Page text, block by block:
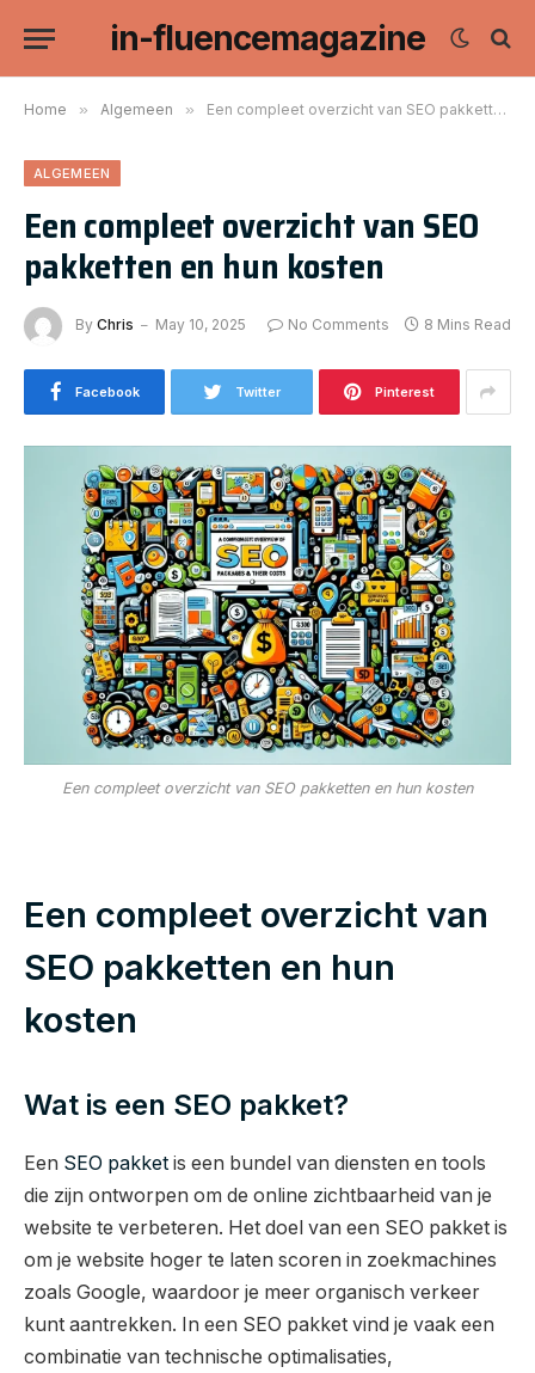
in-fluencemagazine
Home » Algemeen » Een compleet overzicht van SEO pakketten en hun kosten
ALGEMEEN
Een compleet overzicht van SEO
pakketten en hun kosten
By Chris May 10, 2025 No Comments 8 Mins Read
Facebook Twitter Pinterest
Een compleet overzicht van SEO pakketten en hun kosten
Een compleet overzicht van
SEO pakketten en hun
kosten
Wat is een SEO pakket?
Een SEO pakket is een bundel van diensten en tools
die zijn ontworpen om de online zichtbaarheid van je
website te verbeteren. Het doel van een SEO pakket is
om je website hoger te laten scoren in zoekmachines
zoals Google, waardoor je meer organisch verkeer
kunt aantrekken. In een SEO pakket vind je vaak een
combinatie van technische optimalisaties,